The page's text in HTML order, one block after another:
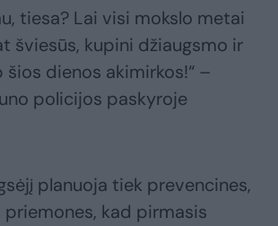
tiesa? Lai visi mokslo metai
šviesūs, kupini džiaugsmo ir
šios dienos akimirkos!“ –
policijos paskyroje
planuoja tiek prevencines,
kad pirmasis